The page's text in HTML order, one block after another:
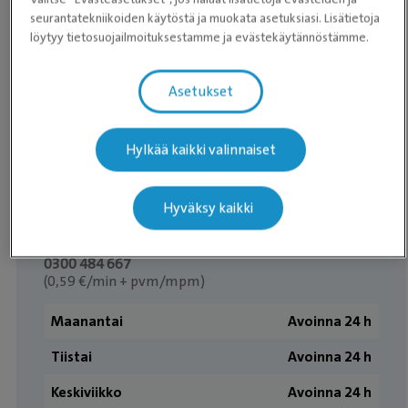
(2,30 eur/min + pvm/mpm)
Aukioloajat
ma-pe klo 7.45–20.00
0300 484 667
(0,59 €/min + pvm/mpm)
Maanantai
Avoinna 24 h
Tiistai
Avoinna 24 h
Keskiviikko
Avoinna 24 h
seurantatekniikoiden käytöstä ja muokata asetuksiasi. Lisätietoja
löytyy tietosuojailmoituksestamme ja evästekäytännöstämme.
Asetukset
Hylkää kaikki valinnaiset
Hyväksy kaikki